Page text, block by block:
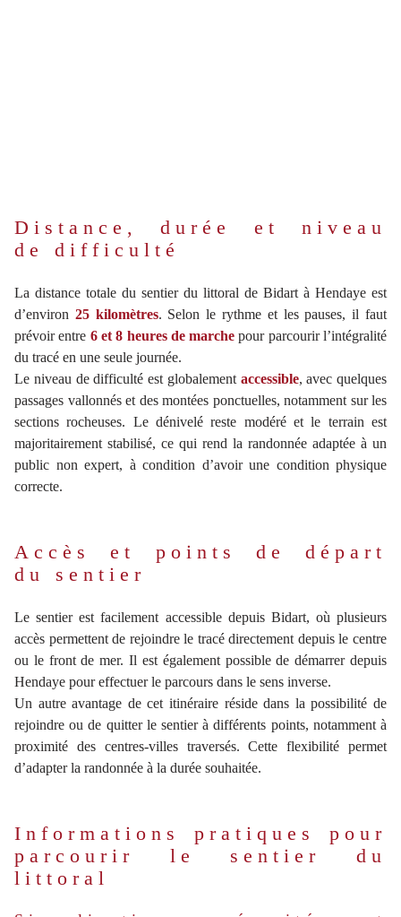
Distance, durée et niveau
de difficulté
La distance totale du sentier du littoral de Bidart à Hendaye est
d’environ 25 kilomètres. Selon le rythme et les pauses, il faut
prévoir entre 6 et 8 heures de marche pour parcourir l’intégralité
du tracé en une seule journée.
Le niveau de difficulté est globalement accessible, avec quelques
passages vallonnés et des montées ponctuelles, notamment sur les
sections rocheuses. Le dénivelé reste modéré et le terrain est
majoritairement stabilisé, ce qui rend la randonnée adaptée à un
public non expert, à condition d’avoir une condition physique
correcte.
Accès et points de départ
du sentier
Le sentier est facilement accessible depuis Bidart, où plusieurs
accès permettent de rejoindre le tracé directement depuis le centre
ou le front de mer. Il est également possible de démarrer depuis
Hendaye pour effectuer le parcours dans le sens inverse.
Un autre avantage de cet itinéraire réside dans la possibilité de
rejoindre ou de quitter le sentier à différents points, notamment à
proximité des centres-villes traversés. Cette flexibilité permet
d’adapter la randonnée à la durée souhaitée.
Informations pratiques pour
parcourir le sentier du
littoral